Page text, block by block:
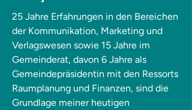
25 Jahre Erfahrungen in den Bereichen
der Kommunikation, Marketing und
Verlagswesen sowie 15 Jahre im
Gemeinderat, davon 6 Jahre als
Gemeindepräsidentin mit den Ressorts
Raumplanung und Finanzen, sind die
Grundlage meiner heutigen